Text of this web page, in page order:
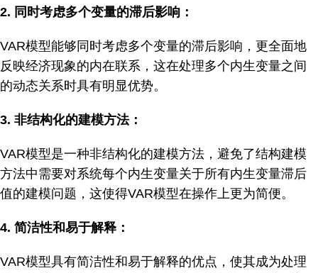
2. 同时考虑多个变量的滞后影响：
VAR模型能够同时考虑多个变量的滞后影响，更全面地
反映经济现象的内在联系，这在处理多个内生变量之间
的动态关系时具有明显优势。
3. 非结构化的建模方法：
VAR模型是一种非结构化的建模方法，避免了结构建模
方法中需要对系统每个内生变量关于所有内生变量滞后
值的建模问题，这使得VAR模型在操作上更为简便。
4. 简洁性和易于解释：
VAR模型具有简洁性和易于解释的优点，使其成为处理